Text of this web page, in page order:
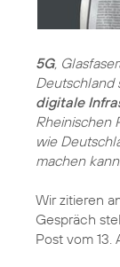
5G,
Deutschland
digitale
Rheinischen
wie
machen kann.
Wir zitieren
Gespräch
Post vom 13.